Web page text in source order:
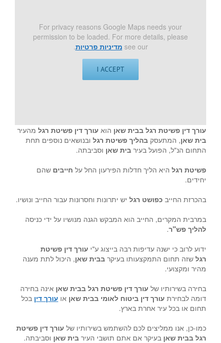
For privacy reasons Google Maps needs your
permission to be loaded. For more details, please
see our מדיניות פרטיות.
I ACCEPT
עורך דין פשיטת רגל בבית שאן הוא עורך דין פשיטת רגל מהעיר
בית שאן, המתעסק בהליך פשיטת רגל ובנושאים נוספים תחת
התחום הנ"ל, הפועל בעיר בית שאן וסביבתה.
פשיטת רגל היא הליך חדלות הפירעון החל על חייבים שהם
יחידים.
בהכרזת החייב כפושט רגל יש יתרונות וחסרונות עבור החייב ונושיו.
במרבית המקרים, החייב הוא המבקש הגנה מנושיו על ידי כניסה
להליך פש"ר.
ידוע לרוב כי ישנה עדיפות רבה בייצוג ע"י עורך דין פשיטת
רגל שזה תחום התמקצעותו בעיקר בבית שאן, היכול לתת מענה
מהיר ומקצועי.
בחירה בשירותיו של עורך דין פשיטת רגל בבית שאן אינה בחירה
דומה לבחירת עורך דין ביטוח לאומי בבית שאן או עורך דין בכל
תחום או בכל עיר אחרת בארץ.
כמו-כן, אנו ממליצים לכם להשתמש בשירותיו של עורך דין פשיטת
רגל בבית שאן בעיקר אם אתם תושבי העיר בית שאן וסביבתה.